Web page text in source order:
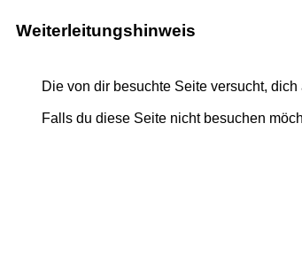
Weiterleitungshinweis
Die von dir besuchte Seite versucht, dich
Falls du diese Seite nicht besuchen